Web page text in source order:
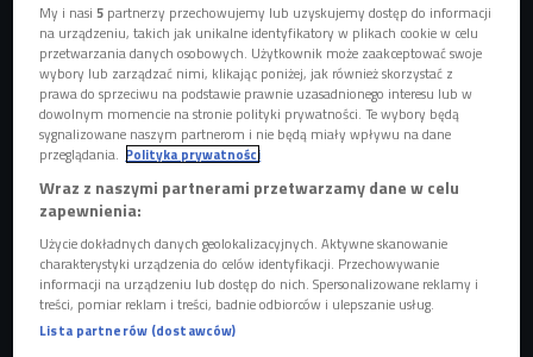
Duet tworzą: założyciel i lider zespołów takich jak Hey (w
latach 1992-99) i Indios Bravos, Piotr Banach i Katarzyna
"Kafi” Figaj" - wokalistka i perkusistka, która gra także na
klawiszach. Poznali się na koncercie plenerowym w Złotoryi
- on grał z Indios Bavos, a ona z zespołem StandBY. Jak
dotąd duet wydał dwie płyty,o tej ostatniej - "Byty
niezależne" z 2018 - krytycy mówili, że to płyta dla ludzi
dojrzałych. - Nasze pierwsze próby były akustyczne, z
pogranicza poezji śpiewanej, potem dorobiliśmy do tego
trochę automatów, a elektronika, która oczywiście jest jedną
z naszych referencji muzycznych, pojawiła się
My i nasi5 partnerzy przechowujemy lub uzyskujemy dostęp do informacji
na urządzeniu, takich jak unikalne identyfikatory w plikach cookie w celu
przetwarzania danych osobowych. Użytkownik może zaakceptować swoje
wybory lub zarządzać nimi, klikając poniżej, jak również skorzystać z
prawa do sprzeciwu na podstawie prawnie uzasadnionego interesu lub w
dowolnym momencie na stronie polityki prywatności. Te wybory będą
sygnalizowane naszym partnerom i nie będą miały wpływu na dane
przeglądania. Polityka prywatności
Wraz z naszymi partnerami przetwarzamy dane w celu
zapewnienia:
Użycie dokładnych danych geolokalizacyjnych. Aktywne skanowanie
charakterystyki urządzenia do celów identyfikacji. Przechowywanie
informacji na urządzeniu lub dostęp do nich. Spersonalizowane reklamy i
treści, pomiar reklam i treści, badnie odbiorców i ulepszanie usług.
Lista partnerów (dostawców)